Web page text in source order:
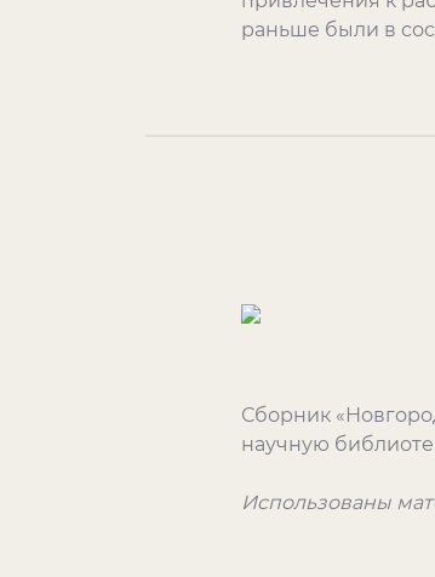
раньше были в
Сборник
научную
Использованы